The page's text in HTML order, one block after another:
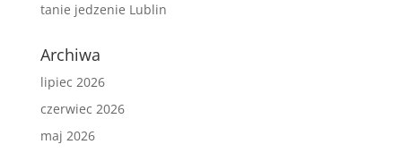
tanie jedzenie Lublin
Archiwa
lipiec 2026
czerwiec 2026
maj 2026